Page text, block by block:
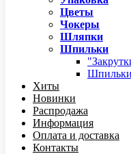
Цветы
Чокеры
Шляпки
Шпильки
Шпильки
Хиты
Новинки
Распродажа
Информация
Оплата и доставка
Контакты